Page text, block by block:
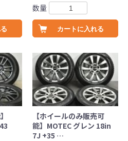
数量
カートに入れる
【ホイールのみ販売可
能】MOTEC グレン 18in
7J +35 …